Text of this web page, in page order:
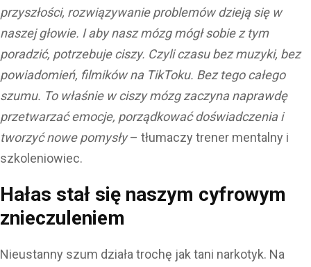
przyszłości, rozwiązywanie problemów dzieją się w
naszej głowie. I aby nasz mózg mógł sobie z tym
poradzić, potrzebuje ciszy. Czyli czasu bez muzyki, bez
powiadomień, filmików na TikToku. Bez tego całego
szumu. To właśnie w ciszy mózg zaczyna naprawdę
przetwarzać emocje, porządkować doświadczenia i
tworzyć nowe pomysły– tłumaczy trener mentalny i
szkoleniowiec.
Hałas stał się naszym cyfrowym
znieczuleniem
Nieustanny szum działa trochę jak tani narkotyk. Na